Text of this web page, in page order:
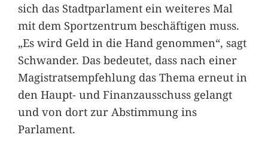
sich das Stadtparlament ein weiteres Mal
mit dem Sportzentrum beschäftigen muss.
„Es wird Geld in die Hand genommen“, sagt
Schwander. Das bedeutet, dass nach einer
Magistratsempfehlung das Thema erneut in
den Haupt- und Finanzausschuss gelangt
und von dort zur Abstimmung ins
Parlament.